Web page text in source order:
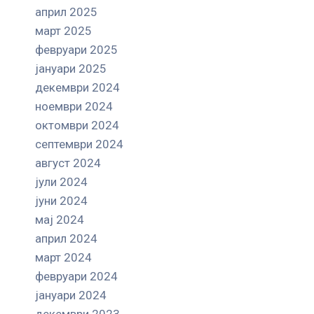
април 2025
март 2025
февруари 2025
јануари 2025
декември 2024
ноември 2024
октомври 2024
септември 2024
август 2024
јули 2024
јуни 2024
мај 2024
април 2024
март 2024
февруари 2024
јануари 2024